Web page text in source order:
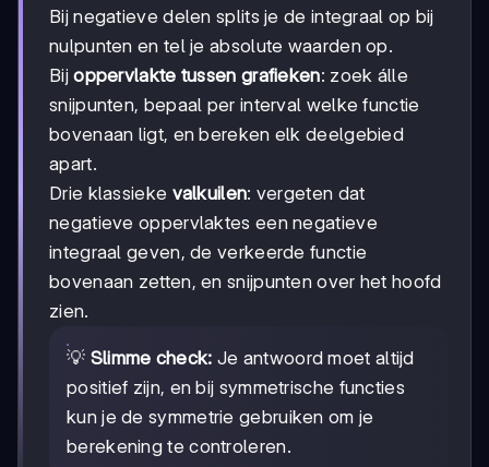
Bij negatieve delen splits je de integraal op bij
nulpunten en tel je absolute waarden op.
Bijoppervlakte tussen grafieken: zoek álle
snijpunten, bepaal per interval welke functie
bovenaan ligt, en bereken elk deelgebied
apart.
Drie klassieke valkuilen: vergeten dat
negatieve oppervlaktes een negatieve
integraal geven, de verkeerde functie
bovenaan zetten, en snijpunten over het hoofd
zien.
💡 Slimme check: Je antwoord moet altijd
positief zijn, en bij symmetrische functies
kun je de symmetrie gebruiken om je
berekening te controleren.